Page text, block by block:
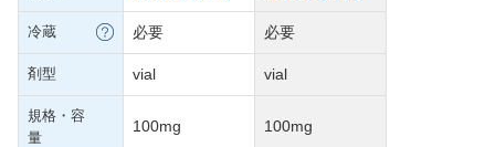
冷蔵 必要 必要
剤型 vial vial
規格・容
量
100mg 100mg